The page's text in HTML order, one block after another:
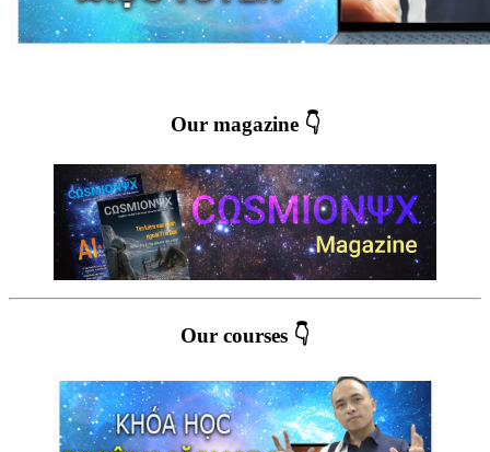
Our magazine 👇
Our courses 👇